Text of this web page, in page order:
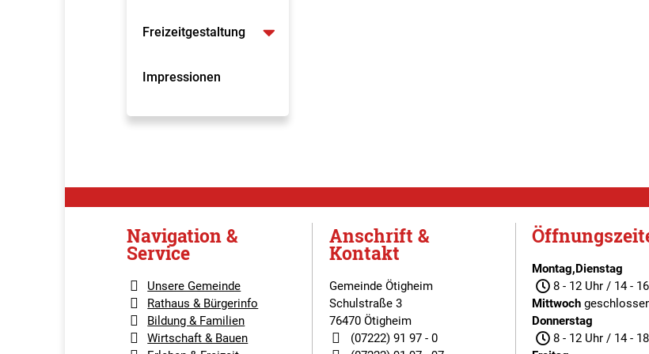
Freizeitgestaltung
Impressionen
Navigation &
Service
Unsere Gemeinde
Rathaus & Bürgerinfo
Bildung & Familien
Wirtschaft & Bauen
Anschrift &
Kontakt
Gemeinde Ötigheim
Schulstraße 3
76470 Ötigheim
(07222) 91 97 - 0
Montag,Dienstag
8 - 12 Uhr / 14 -
Mittwoch
Donnerstag
8 - 12 Uhr / 14 -